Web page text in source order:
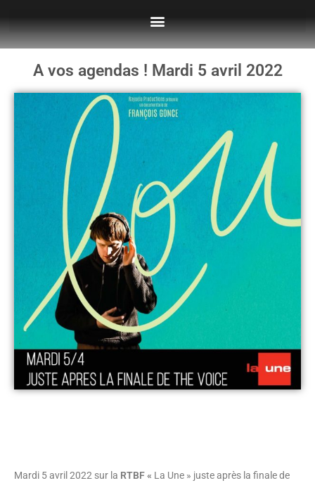
A vos agendas ! Mardi 5 avril 2022
Mardi 5 avril 2022 sur la RTBF « La Une » juste après la finale de